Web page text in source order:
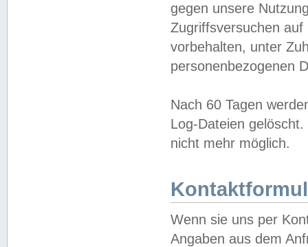
gegen unsere
Zugriffsversuchen
vorbehalten, unter
personenbezogenen
Nach 60 Tagen
Log-Dateien
nicht mehr möglich.
Wenn sie uns per
Angaben aus dem